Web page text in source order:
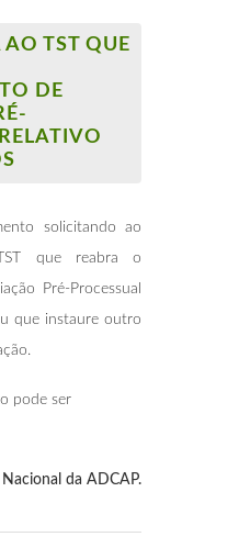
AO TST QUE
DE
solicitando ao
que reabra o
Pré-Processual
que instaure outro
pode ser
Nacional da ADCAP.